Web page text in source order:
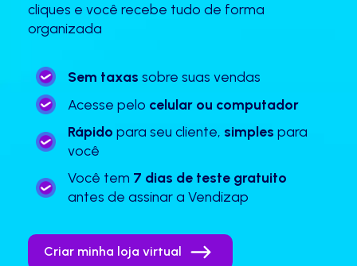
cliques e você recebe tudo de forma
organizada
Sem taxas sobre suas vendas
Acesse pelo celular ou computador
Rápido para seu cliente, simples para
você
Você tem 7 dias de teste gratuito
antes de assinar a Vendizap
Criar minha loja virtual